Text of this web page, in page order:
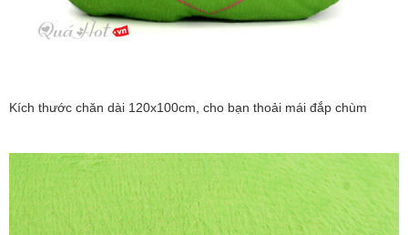
Kích thước chăn dài 120x100cm, cho bạn thoải mái đắp chùm